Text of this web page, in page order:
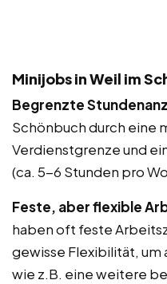
Minijobs in Weil im
Begrenzte
Schönbuch durch eine
Verdienstgrenze und
(ca. 5-6 Stunden pro
Feste, aber flexible
haben oft feste
gewisse Flexibilität,
wie z.B. eine weitere